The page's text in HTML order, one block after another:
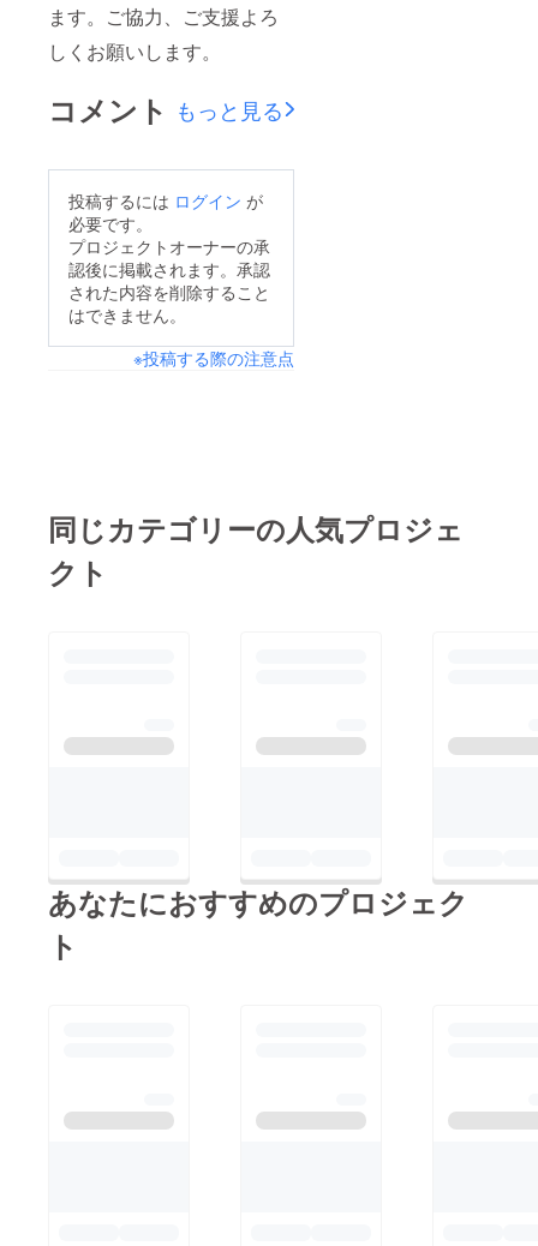
ます。ご協力、ご支援よろ
しくお願いします。
コメント もっと見る
投稿するには ログイン が
必要です。
プロジェクトオーナーの承
認後に掲載されます。承認
された内容を削除すること
はできません。
※投稿する際の注意点
同じカテゴリーの人気プロジェ
クト
あなたにおすすめのプロジェク
ト